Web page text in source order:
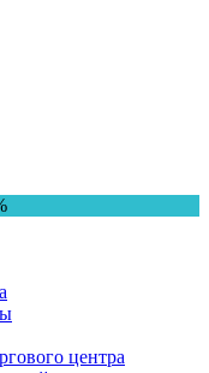
центра